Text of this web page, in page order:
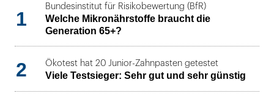
1
Bundesinstitut für Risikobewertung (BfR)
Welche Mikronährstoffe braucht die
Generation 65+?
2 Ökotest hat 20 Junior-Zahnpasten getestet
Viele Testsieger: Sehr gut und sehr günstig